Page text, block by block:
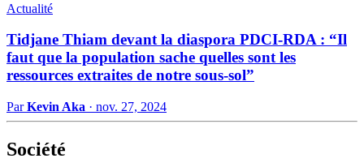
Actualité
Tidjane Thiam devant la diaspora PDCI-RDA : “Il
faut que la population sache quelles sont les
ressources extraites de notre sous-sol”
ParKevin Aka · nov. 27, 2024
Société